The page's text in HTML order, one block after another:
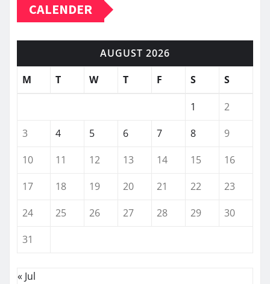
CALENDER
AUGUST 2026
M
T W T F S S
1
2
3
4 5 6 7 8
9
10
11 12 13 14 15
16
17
18 19 20 21 22
23
24
25 26 27 28 29
30
31
« Jul